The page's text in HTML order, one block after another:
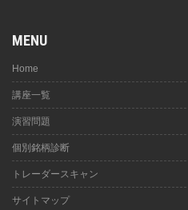
MENU
Home
講座一覧
演習問題
個別銘柄診断
トレーダースキャン
サイトマップ